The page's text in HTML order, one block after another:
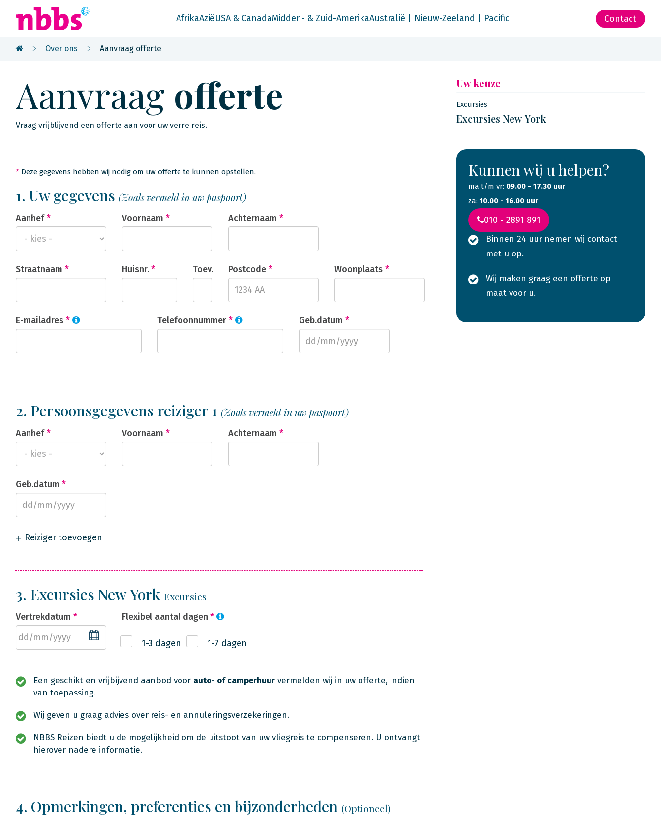
AfrikaAziëUSA & CanadaMidden- & Zuid-AmerikaAustralië | Nieuw-Zeeland | Pacific Contact
Over ons Aanvraag offerte
Aanvraag offerte
Vraag vrijblijvend een offerte aan voor uw verre reis.
* Deze gegevens hebben wij nodig om uw offerte te kunnen opstellen.
1. Uw gegevens (Zoals vermeld in uw paspoort)
Aanhef* Voornaam * Achternaam *
Straatnaam * Huisnr. * Toev. Postcode * Woonplaats *
E-mailadres * Telefoonnummer * Geb.datum *
2. Persoonsgegevens reiziger 1 (Zoals vermeld in uw paspoort)
Aanhef* Voornaam * Achternaam *
Geb.datum *
Reiziger toevoegen
3. Excursies New York Excursies
Vertrekdatum * Flexibel aantal dagen *
1-3 dagen 1-7 dagen
Een geschikt en vrijbijvend aanbod voor auto- of camperhuur vermelden wij in uw offerte, indien
van toepassing.
Wij geven u graag advies over reis- en annuleringsverzekeringen.
NBBS Reizen biedt u de mogelijkheid om de uitstoot van uw vliegreis te compenseren. U ontvangt
hierover nadere informatie.
4. Opmerkingen, preferenties en bijzonderheden (Optioneel)
Uw keuze
Excursies
Excursies New York
Kunnen wij u helpen?
ma t/m vr: 09.00 - 17.30 uur
za: 10.00 - 16.00 uur
010 - 2891 891
Binnen 24 uur nemen wij contact
met u op.
Wij maken graag een offerte op
maat voor u.